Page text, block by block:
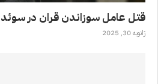
قتل عامل سوزاندن قران در
ژانویه 30, 2025